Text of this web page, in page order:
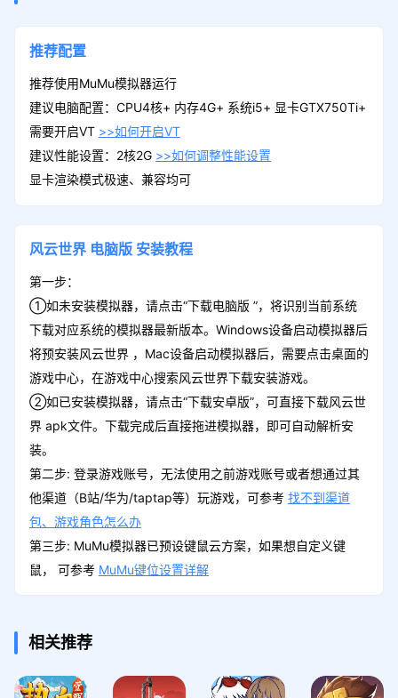
推荐配置
推荐使用MuMu模拟器运行
建议电脑配置：CPU4核+ 内存4G+ 系统i5+ 显卡GTX750Ti+
需要开启VT >>如何开启VT
建议性能设置：2核2G >>如何调整性能设置
显卡渲染模式极速、兼容均可
风云世界 电脑版 安装教程
第一步：
①如未安装模拟器，请点击“下载电脑版 ”，将识别当前系统
下载对应系统的模拟器最新版本。Windows设备启动模拟器后
将预安装风云世界 ，Mac设备启动模拟器后，需要点击桌面的
游戏中心，在游戏中心搜索风云世界下载安装游戏。
②如已安装模拟器，请点击“下载安卓版”，可直接下载风云世
界 apk文件。下载完成后直接拖进模拟器，即可自动解析安
装。
第二步: 登录游戏账号，无法使用之前游戏账号或者想通过其
他渠道（B站/华为/taptap等）玩游戏，可参考 找不到渠道
包、游戏角色怎么办
第三步: MuMu模拟器已预设键鼠云方案，如果想自定义键
鼠， 可参考 MuMu键位设置详解
相关推荐